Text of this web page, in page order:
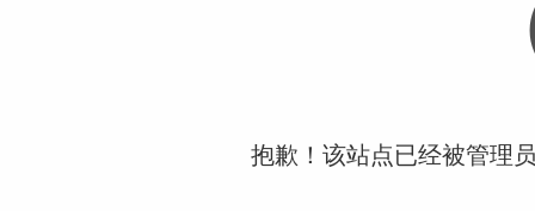
抱歉！该站点已经被管理